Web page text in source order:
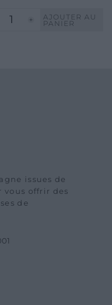
actuel
AJOUTER AU
PANIER
issues de
offrir des
de